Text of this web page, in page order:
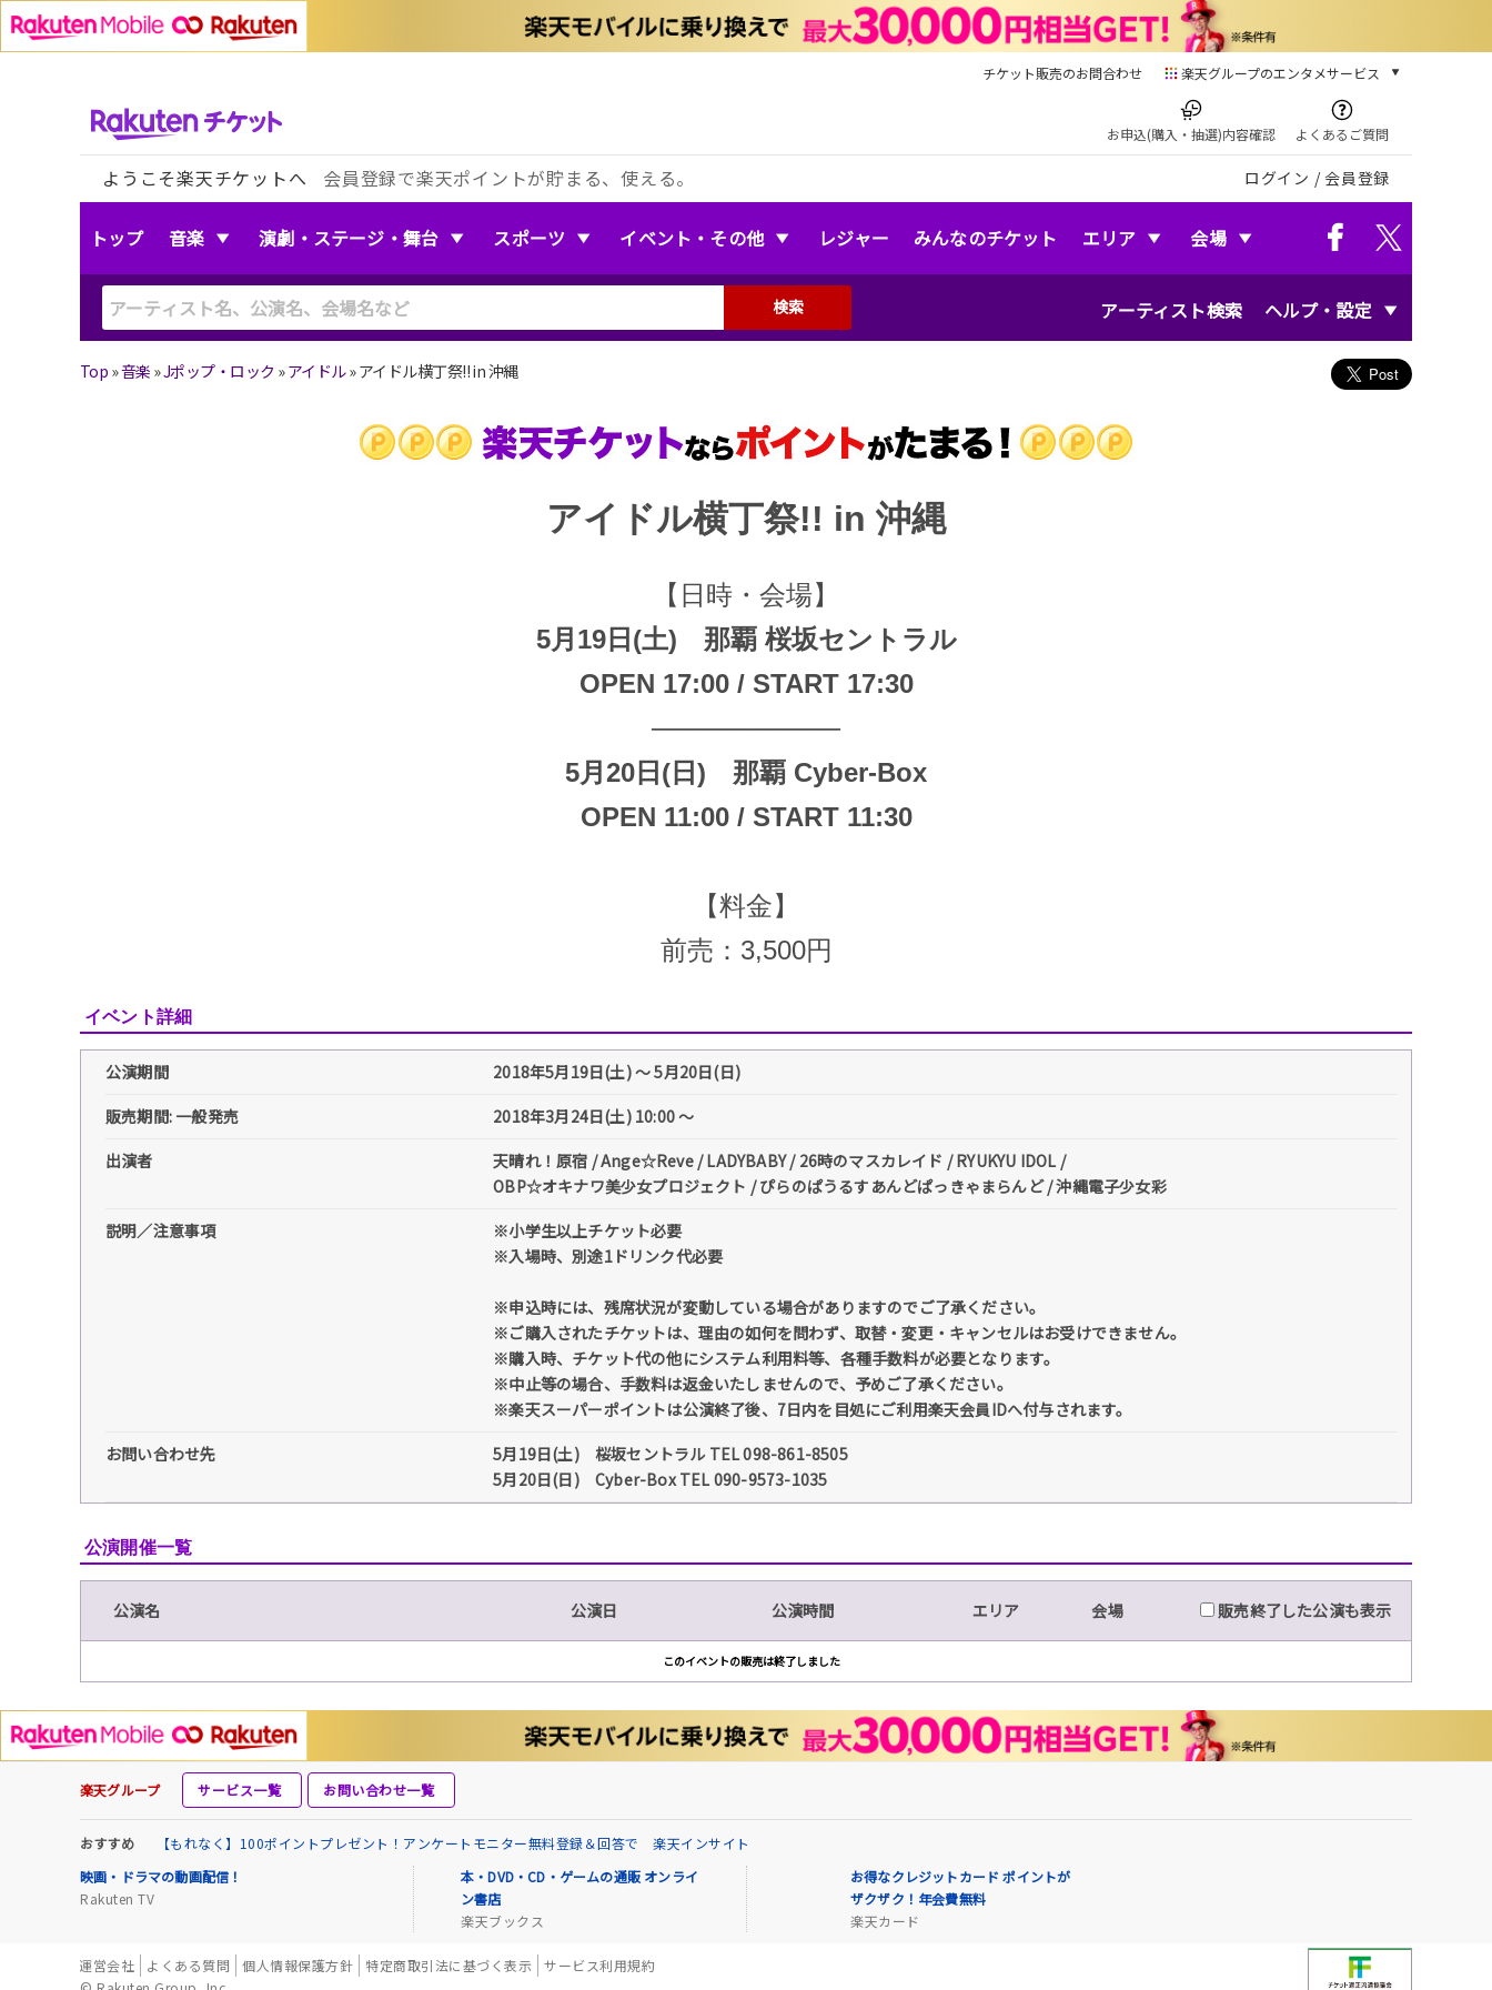
チケット販売のお問合わせ 楽天グループのエンタメサービス
本/ゲーム/CD/DVD
楽天ブックス
電子書籍
楽天Kobo
音楽配信
お申込(購入・抽選)内容確認 よくあるご質問
ようこそ楽天チケットへ 会員登録で楽天ポイントが貯まる、使える。 ログイン / 会員登録
トップ 音楽 演劇・ステージ・舞台 スポーツ イベント・その他 レジャー みんなのチケット エリア 会場
アーティスト検索 ヘルプ・設定
検索
Top »音楽 »Jポップ・ロック »アイドル»アイドル横丁祭!! in 沖縄
アイドル横丁祭!! in 沖縄
【日時・会場】
5月19日(土) 那覇 桜坂セントラル
OPEN 17:00 / START 17:30
──────────
5月20日(日) 那覇 Cyber-Box
OPEN 11:00 / START 11:30
【料金】
前売：3,500円
イベント詳細
公演期間
2018年5月19日(土) 〜 5月20日(日)
販売期間: 一般発売
2018年3月24日(土) 10:00 〜
出演者
天晴れ！原宿 / Ange☆Reve / LADYBABY / 26時のマスカレイド / RYUKYU IDOL /
OBP☆オキナワ美少女プロジェクト / ぴらのぱうるすあんどぱっきゃまらんど / 沖縄電子少女彩
説明／注意事項
※小学生以上チケット必要
※入場時、別途1ドリンク代必要
※申込時には、残席状況が変動している場合がありますのでご了承ください。
※ご購入されたチケットは、理由の如何を問わず、取替・変更・キャンセルはお受けできません。
※購入時、チケット代の他にシステム利用料等、各種手数料が必要となります。
※中止等の場合、手数料は返金いたしませんので、予めご了承ください。
※楽天スーパーポイントは公演終了後、7日内を目処にご利用楽天会員IDへ付与されます。
お問い合わせ先
5月19日(土) 桜坂セントラル TEL 098-861-8505
5月20日(日) Cyber-Box TEL 090-9573-1035
公演開催一覧
公演名 公演日 公演時間 エリア 会場 販売終了した公演も表示
このイベントの販売は終了しました
楽天グループ サービス一覧 お問い合わせ一覧
おすすめ
【もれなく】100ポイントプレゼント！アンケートモニター無料登録＆回答で 楽天インサイト
映画・ドラマの動画配信！
Rakuten TV
本・DVD・CD・ゲームの通販 オンライ
ン書店
楽天ブックス
お得なクレジットカード ポイントが
ザクザク！年会費無料
楽天カード
運営会社 よくある質問 個人情報保護方針 特定商取引法に基づく表示
サービス利用規約